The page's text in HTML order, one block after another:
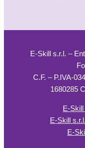
E-Skill s.r.l. –
C.F. – P.IVA-
1680285
E-
E-Skill
E-